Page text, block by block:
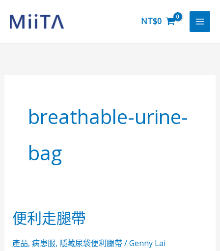
NT$0
breathable-urine-
bag
便利走腿帶
產品, 病患服, 隱藏尿袋便利腿帶 /Genny Lai
便
利
走